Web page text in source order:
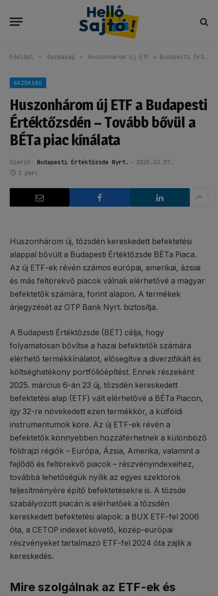
Főoldal » Gazdaság » Huszonhárom új ETF a Budapesti Értéktőzsdén – Tovább bővül a BÉTa piac kínálata
GAZDASÁG
Huszonhárom új ETF a Budapesti
Értéktőzsdén – Tovább bővül a
BÉTa piac kínálata
Szerző: Budapesti Értéktőzsde Nyrt.
2025.03.07.
3 perc
Huszonhárom új, tőzsdén kereskedett befektetési
alappal bővült a Budapesti Értéktőzsde BÉTa Piaca.
Az új ETF-ek révén számos európai, amerikai, ázsiai
és más feltörekvő piacok válnak elérhetővé a magyar
befektetők számára, forint alapon. A termékek
árjegyzését az OTP Bank Nyrt. biztosítja.
A Budapesti Értéktőzsde (BÉT) célja, hogy
folyamatosan bővítse a hazai befektetők számára
elérhető termékkínálatot, elősegítve a diverzifikált és
költséghatékony portfólióépítést. Ennek részeként
2025. március 6-án 23 új, tőzsdén kereskedett
befektetési alap (ETF) vált elérhetővé a BÉTa Piacon,
így 32-re növekedett ezen termékkör, a külföldi
instrumentumok köre. Az új ETF-ek révén a
befektetők könnyebben hozzáférhetnek a különböző
földrajzi régiók – Európa, Ázsia, Amerika, valamint a
fejlődő és feltörekvő piacok – részvényindexeihez,
továbbá lehetőségük nyílik az egyes szektorok
teljesítményére építő befektetésekre is. A tőzsde
szabályozott piacán is elérhetőek a tőzsdén
kereskedett befektetési alapok: a BUX ETF-fel 2006
óta, a CETOP indexet követő, közép-európai
részvényeket tartalmazó ETF-fel 2024 óta zajlik a
kereskedés.
Mire szolgálnak az ETF-ek és